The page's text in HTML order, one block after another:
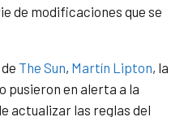
de modificaciones que se
The Sun, Martín Lipton, la
pusieron en alerta a la
actualizar las reglas del